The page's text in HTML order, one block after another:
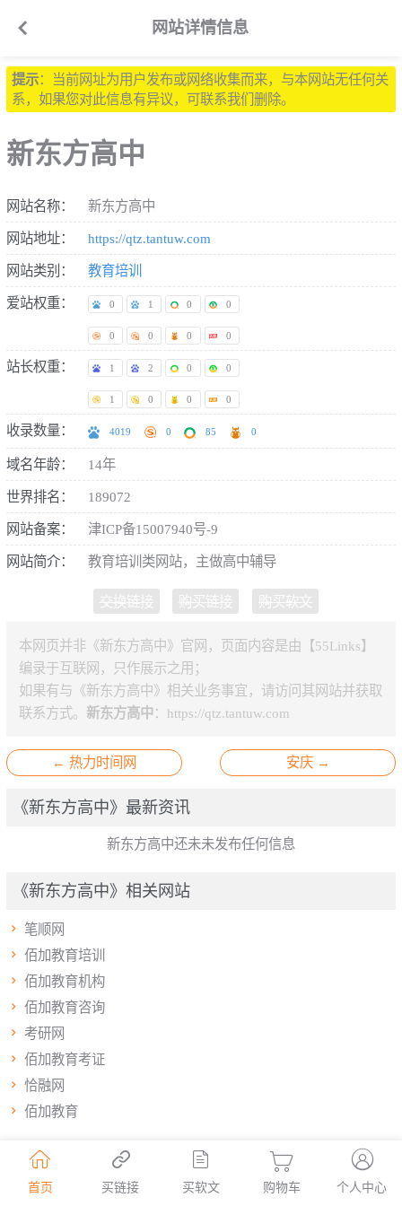
 网站详情信息
提示：当前网址为用户发布或网络收集而来，与本网站无任何关
系，如果您对此信息有异议，可联系我们删除。
新东方高中
网站名称： 新东方高中
网站地址： https://qtz.tantuw.com
网站类别： 教育培训
爱站权重： 0 1 0 0
0 0 0 0
站长权重： 1 2 0 0
1 0 0 0
收录数量： 4019 0 85 0
域名年龄： 14年
世界排名： 189072
网站备案： 津ICP备15007940号-9
网站简介： 教育培训类网站，主做高中辅导
交换链接 购买链接 购买软文
本网页并非《新东方高中》官网，页面内容是由【55Links】
编录于互联网，只作展示之用；
如果有与《新东方高中》相关业务事宜，请访问其网站并获取
联系方式。 新东方高中： https://qtz.tantuw.com
← 热力时间网 安庆 →
《新东方高中》最新资讯
新东方高中还未未发布任何信息
《新东方高中》相关网站
 笔顺网
 佰加教育培训
 佰加教育机构
 佰加教育咨询
 考研网
 佰加教育考证
 恰融网
 佰加教育

首页

买链接

买软文

购物车

个人中心